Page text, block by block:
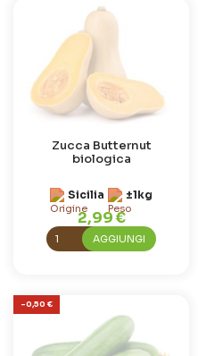
Zucca Butternut
biologica
Sicilia ±1kg
2,99 €
AGGIUNGI
-0,50 €